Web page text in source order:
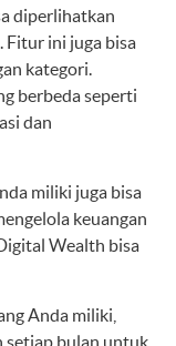
diperlihatkan
Fitur ini juga bisa
kategori.
berbeda seperti
dan
miliki juga bisa
keuangan
Wealth bisa
Anda miliki,
setiap bulan untuk